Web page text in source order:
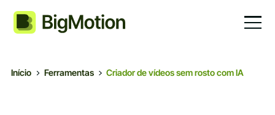
Início Ferramentas Criador de vídeos sem rosto com IA